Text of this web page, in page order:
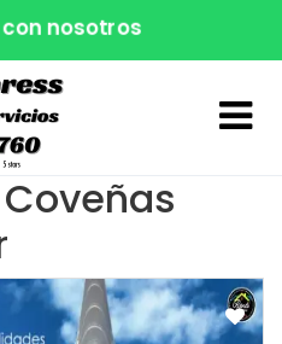
🚤 Atención VIP
nosotros